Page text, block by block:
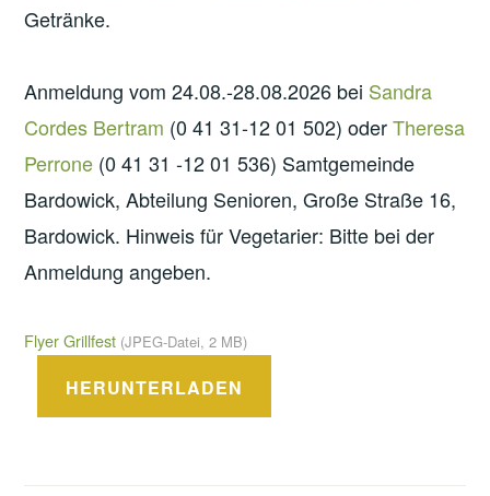
Getränke.
Anmeldung vom 24.08.-28.08.2026 bei Sandra
Cordes Bertram (0 41 31-12 01 502) oderTheresa
Perrone (0 41 31 -12 01 536) Samtgemeinde
Bardowick, Abteilung Senioren, Große Straße 16,
Bardowick. Hinweis für Vegetarier: Bitte bei der
Anmeldung angeben.
Flyer Grillfest (JPEG-Datei, 2 MB)
HERUNTERLADEN